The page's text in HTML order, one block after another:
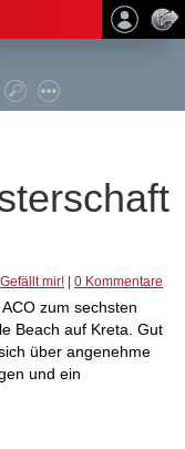
Gefällt mir! 0 Kommentare
zum sechsten
Beach auf Kreta. Gut
über angenehme
und ein